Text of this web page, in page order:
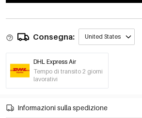
Consegna: United States
DHL Express Air
Tempo di transito 2 giorni
lavorativi
Informazioni sulla spedizione